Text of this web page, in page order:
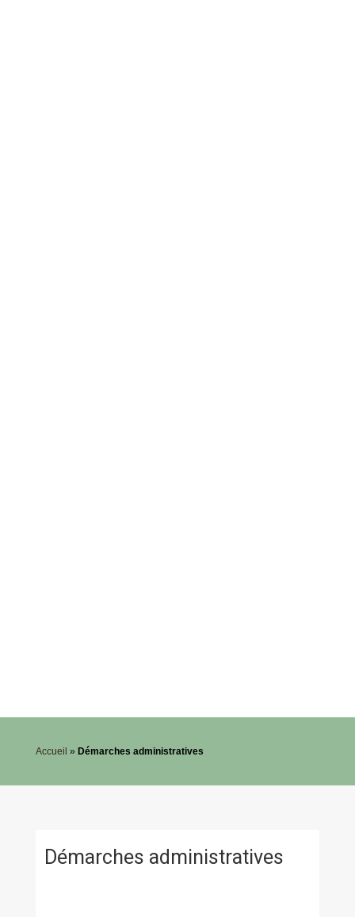
Accueil » Démarches administratives
Démarches administratives